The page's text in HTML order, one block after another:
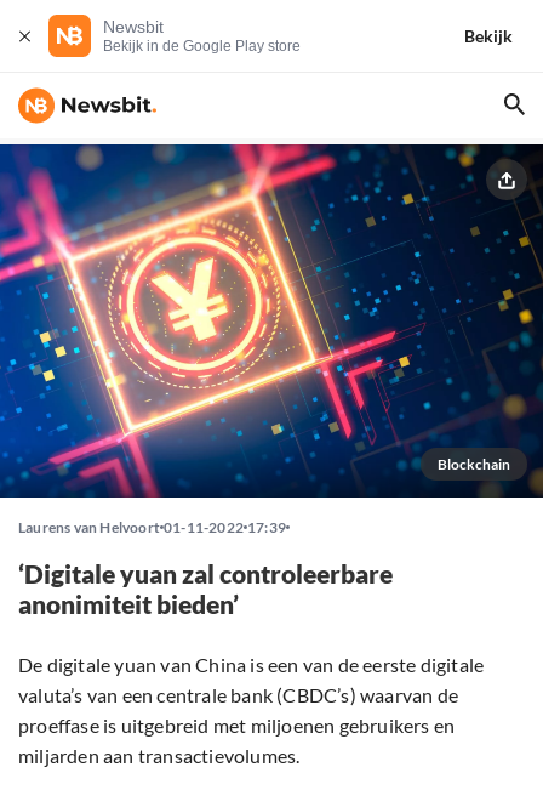
Newsbit
Bekijk in de Google Play store
Bekijk
Blockchain
Laurens van Helvoort 01-11-2022 17:39
‘Digitale yuan zal controleerbare
anonimiteit bieden’
De digitale yuan van China is een van de eerste digitale
valuta’s van een centrale bank (CBDC’s) waarvan de
proeffase is uitgebreid met miljoenen gebruikers en
miljarden aan transactievolumes.